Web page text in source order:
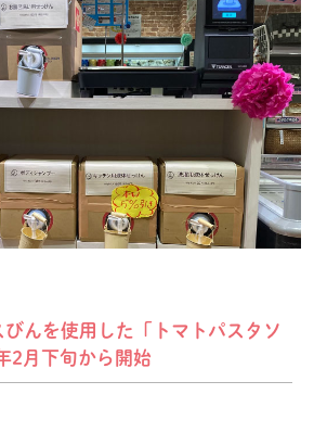
んを使用した「トマトパスタソ
2月下旬から開始